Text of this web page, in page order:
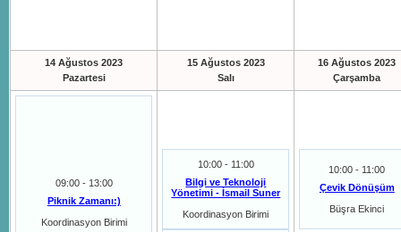
14 Ağustos 2023
Pazartesi
15 Ağustos 2023
Salı
16 Ağustos 2023
Çarşamba
09:00 - 13:00
Piknik Zamanı:)
Koordinasyon Birimi
10:00 - 11:00
Bilgi ve Teknoloji
Yönetimi - İsmail Suner
Koordinasyon Birimi
10:00 - 11:00
Çevik Dönüşüm
Büşra Ekinci